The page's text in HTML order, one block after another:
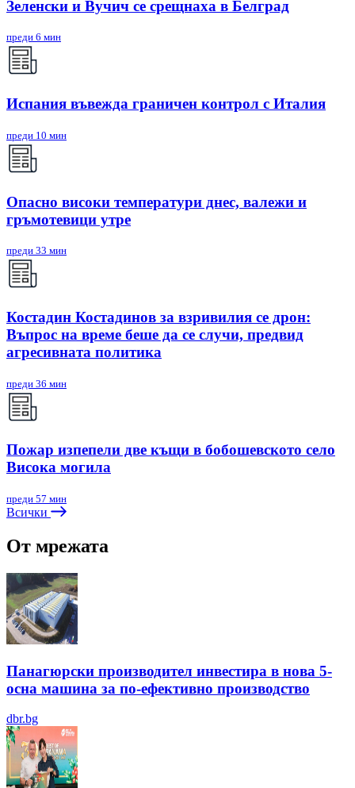
Зеленски и Вучич се срещнаха в Белград
преди 6 мин
Испания въвежда граничен контрол с Италия
преди 10 мин
Опасно високи температури днес, валежи и
гръмотевици утре
преди 33 мин
Костадин Костадинов за взривилия се дрон:
Въпрос на време беше да се случи, предвид
агресивната политика
преди 36 мин
Пожар изпепели две къщи в бобошевското село
Висока могила
преди 57 мин
Всички
От мрежата
Панагюрски производител инвестира в нова 5-
осна машина за по-ефективно производство
dbr.bg